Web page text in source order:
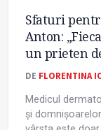
Sfaturi
Anton:
un prieten
DE FLORENTINA
Medicul
și